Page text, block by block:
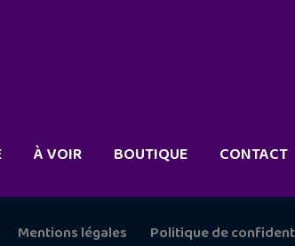
À VOIR BOUTIQUE CONTACT
Mentions légales Politique de